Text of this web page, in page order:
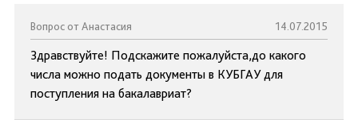
Вопрос от Анастасия 14.07.2015
Здравствуйте! Подскажите пожалуйста,до какого
числа можно подать документы в КУБГАУ для
поступления на бакалавриат?